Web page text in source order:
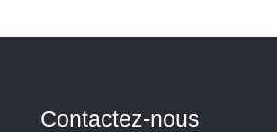
Contactez-nous